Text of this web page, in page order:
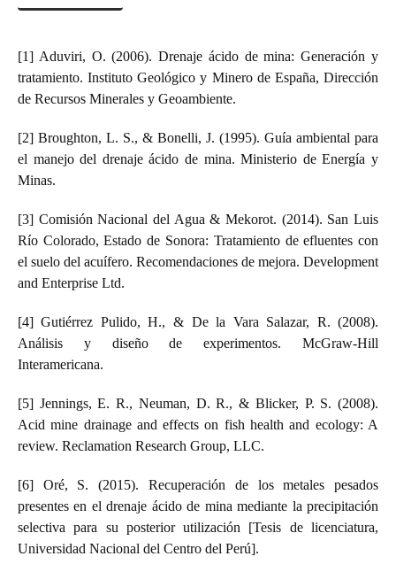
[1] Aduviri, O. (2006). Drenaje ácido de mina: Generación y
tratamiento. Instituto Geológico y Minero de España, Dirección
de Recursos Minerales y Geoambiente.
[2] Broughton, L. S., & Bonelli, J. (1995). Guía ambiental para
el manejo del drenaje ácido de mina. Ministerio de Energía y
Minas.
[3] Comisión Nacional del Agua & Mekorot. (2014). San Luis
Río Colorado, Estado de Sonora: Tratamiento de efluentes con
el suelo del acuífero. Recomendaciones de mejora. Development
and Enterprise Ltd.
[4] Gutiérrez Pulido, H., & De la Vara Salazar, R. (2008).
Análisis y diseño de experimentos. McGraw-Hill
Interamericana.
[5] Jennings, E. R., Neuman, D. R., & Blicker, P. S. (2008).
Acid mine drainage and effects on fish health and ecology: A
review. Reclamation Research Group, LLC.
[6] Oré, S. (2015). Recuperación de los metales pesados
presentes en el drenaje ácido de mina mediante la precipitación
selectiva para su posterior utilización [Tesis de licenciatura,
Universidad Nacional del Centro del Perú].